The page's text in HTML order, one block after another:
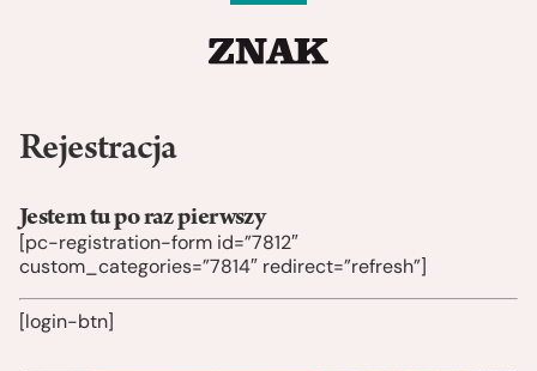
Rejestracja
Jestem tu po raz pierwszy
[pc-registration-form id=”7812″
custom_categories=”7814″ redirect=”refresh”]
[login-btn]